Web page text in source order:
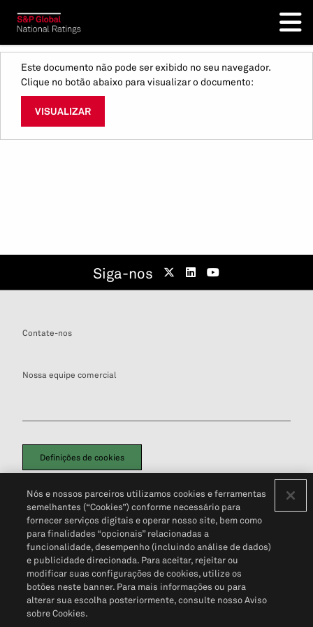
Este documento não pode ser exibido no seu navegador.
Clique no botão abaixo para visualizar o documento:
VISUALIZAR
Siga-nos
Contate-nos
Nossa equipe comercial
Definições de cookies
Política de PrivacidadePortal de privacidade do cliente (em inglês)
Não Venda Minhas Informações Pessoais© 2026 S&P Global
Nós e nossos parceiros utilizamos cookies e ferramentas
semelhantes (“Cookies”) conforme necessário para
fornecer serviços digitais e operar nosso site, bem como
para finalidades “opcionais” relacionadas a
funcionalidade, desempenho (incluindo análise de dados)
e publicidade direcionada. Para aceitar, rejeitar ou
modificar suas configurações de cookies, utilize os
botões neste banner. Para mais informações ou para
alterar sua escolha posteriormente, consulte nosso Aviso
sobre Cookies.